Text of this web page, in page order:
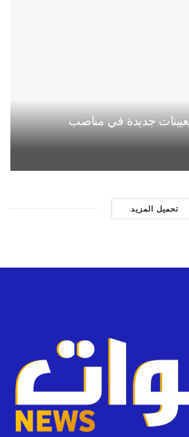
جديدة في مناصب
تحميل المزيد